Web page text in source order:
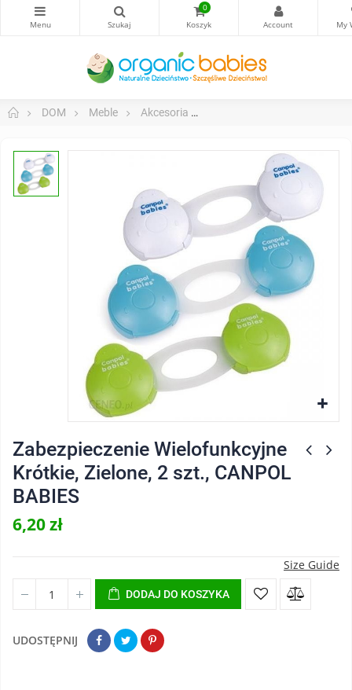
0
DOM Meble Akcesoria
Zabezpieczenie Wielofunkcyjne
Krótkie, Zielone, 2 szt., CANPOL
BABIES
6,20 zł
Size Guide
DODAJ DO KOSZYKA
UDOSTĘPNIJ